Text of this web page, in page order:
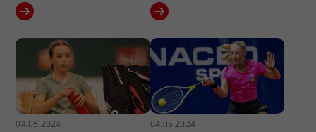
04.05.2024 04.05.2024